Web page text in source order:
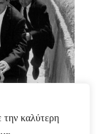
την καλύτερη